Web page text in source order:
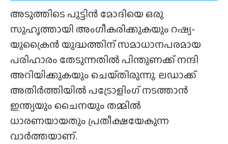
അടുത്തിടെ പുട്ടിൻ മോദിയെ ഒരു
സുഹൃത്തായി അംഗീകരിക്കുകയും റഷ്യ-
യുക്രൈൻ യുദ്ധത്തിന് സമാധാനപരമായ
പരിഹാരം തേടുന്നതിൽ പിന്തുണക്ക് നന്ദി
അറിയിക്കുകയും ചെയ്‌തിരുന്നു. ലഡാക്ക്
അതിർത്തിയിൽ പട്രോളിംഗ് നടത്താൻ
ഇന്ത്യയും ചൈനയും തമ്മിൽ
ധാരണയായതും പ്രതീക്ഷയേകുന്ന
വാർത്തയാണ്.